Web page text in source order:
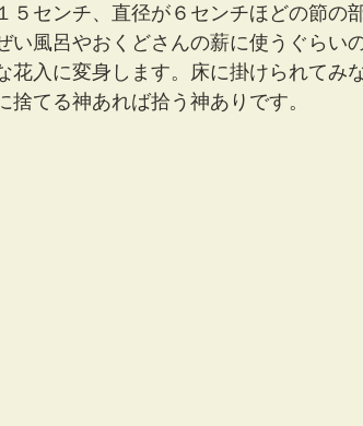
５センチ、直径が６センチほどの節の
い風呂やおくどさんの薪に使うぐらい
花入に変身します。床に掛けられてみ
てる神あれば拾う神ありです。